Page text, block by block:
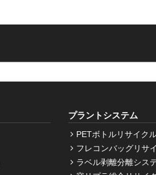
プラントシステム
PETボトルリサイク
フレコンバッグリサ
ラベル剥離分離シス